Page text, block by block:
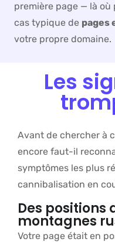
première page — là où
cas typique de pages
votre propre domaine.
Les
Avant de chercher à
encore faut-il
symptômes les plus
cannibalisation en
Des positions
montagnes
Votre page était en